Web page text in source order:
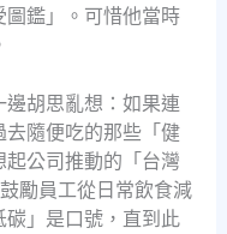
鑑」。可惜他當時
胡思亂想：如果連
隨便吃的那些「健
公司推動的「台灣
勵員工從日常飲食減
」是口號，直到此